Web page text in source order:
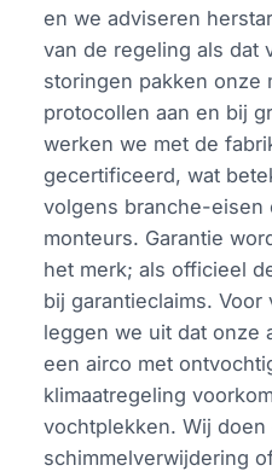
en we adviseren
van de regeling als dat
storingen pakken onze
protocollen aan en bij
werken we met de
gecertificeerd, wat
volgens branche-eisen
monteurs. Garantie
het merk; als officieel
bij garantieclaims.
leggen we uit dat onze
een airco met
klimaatregeling
vochtplekken. Wij doen
schimmelverwijdering